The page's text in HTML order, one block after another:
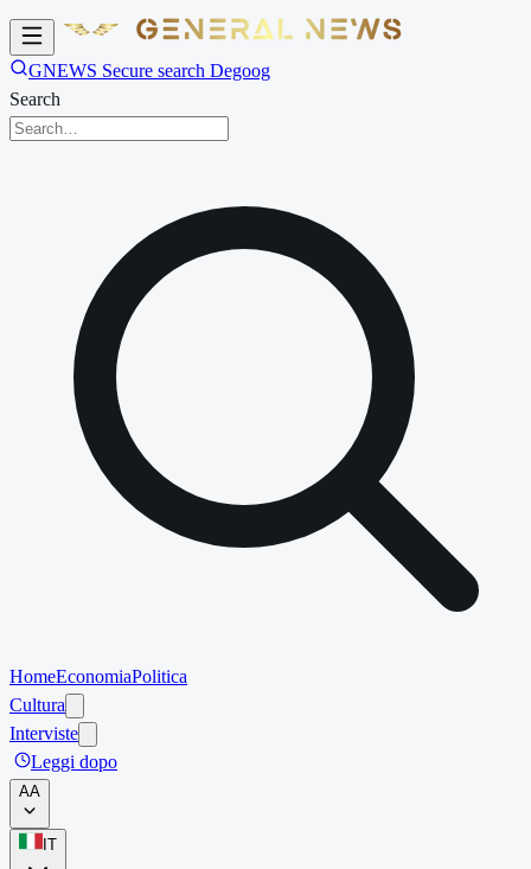
GNEWS Secure search Degoog
Search
HomeEconomiaPolitica
Cultura
Interviste
Leggi dopo
AA
IT